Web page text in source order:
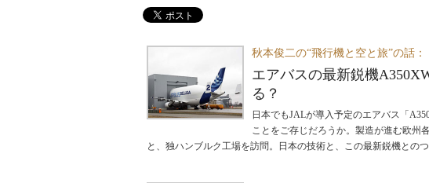
秋本俊二の“飛行機と空と旅”の話：
エアバスの最新鋭機
る？
日本でもJALが導入予定のエアバス「
ことをご存じだろうか。製造が進む欧州
と、独ハンブルク工場を訪問。日本の技術と、この最新鋭機との